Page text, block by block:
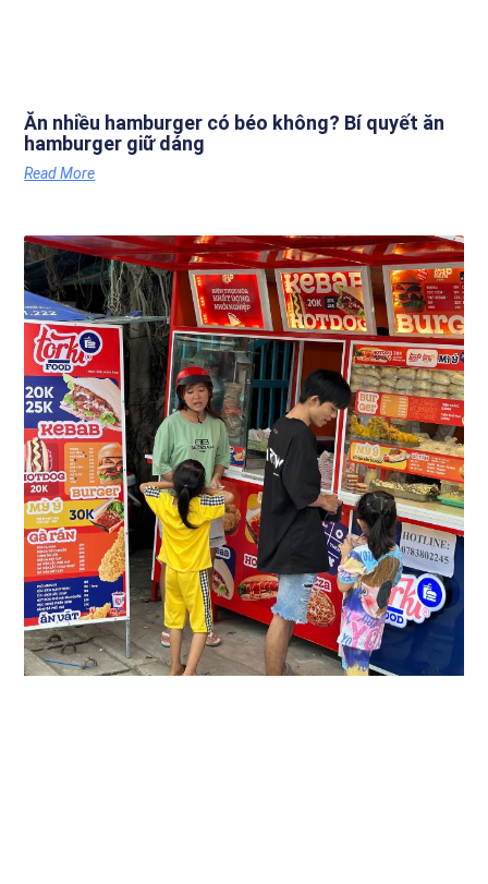
Ăn nhiều hamburger có béo không? Bí quyết ăn
hamburger giữ dáng
Read More